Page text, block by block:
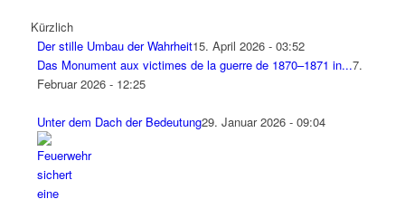
Kürzlich
Der stille Umbau der Wahrheit15. April 2026 - 03:52
Das Monument aux victimes de la guerre de 1870–1871 in...7.
Februar 2026 - 12:25
Unter dem Dach der Bedeutung29. Januar 2026 - 09:04